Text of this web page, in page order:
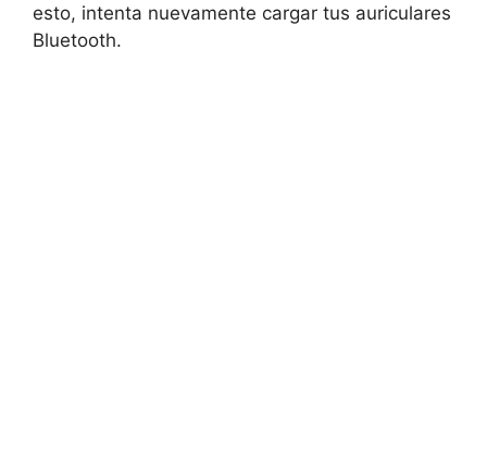
esto, intenta nuevamente cargar tus auriculares
Bluetooth.